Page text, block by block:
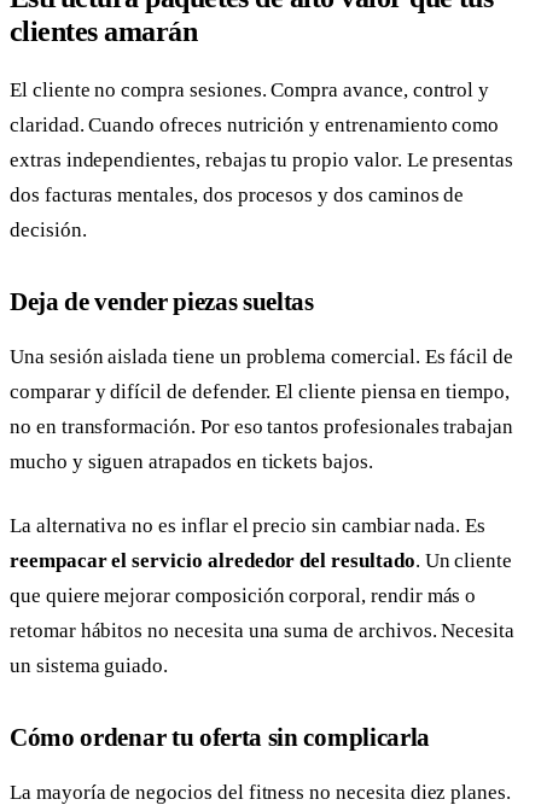
clientes amarán
El cliente no compra sesiones. Compra avance, control y
claridad. Cuando ofreces nutrición y entrenamiento como
extras independientes, rebajas tu propio valor. Le presentas
dos facturas mentales, dos procesos y dos caminos de
decisión.
Deja de vender piezas sueltas
Una sesión aislada tiene un problema comercial. Es fácil de
comparar y difícil de defender. El cliente piensa en tiempo,
no en transformación. Por eso tantos profesionales trabajan
mucho y siguen atrapados en tickets bajos.
La alternativa no es inflar el precio sin cambiar nada. Es
reempacar el servicio alrededor del resultado. Un cliente
que quiere mejorar composición corporal, rendir más o
retomar hábitos no necesita una suma de archivos. Necesita
un sistema guiado.
Cómo ordenar tu oferta sin complicarla
La mayoría de negocios del fitness no necesita diez planes.